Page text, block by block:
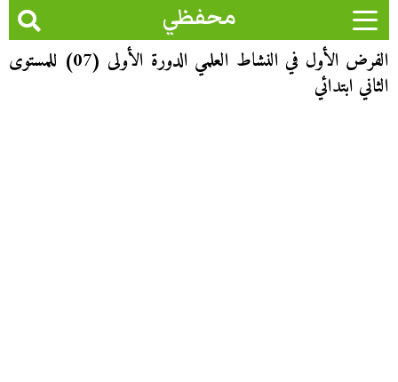
محفظي
الفرض الأول في النشاط العلمي الدورة الأولى (07) للمستوى
الثاني ابتدائي